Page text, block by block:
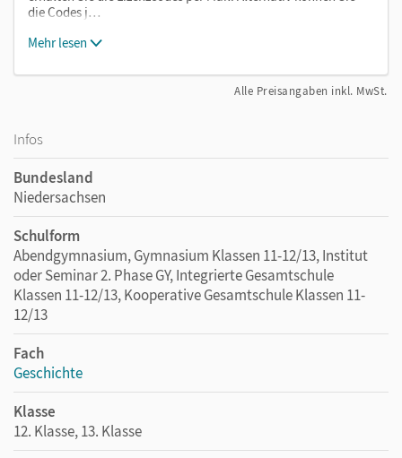
die Codes j…
Mehr lesen
Alle Preisangaben inkl. MwSt.
Infos
Bundesland
Niedersachsen
Schulform
Abendgymnasium, Gymnasium Klassen 11-12/13, Institut
oder Seminar 2. Phase GY, Integrierte Gesamtschule
Klassen 11-12/13, Kooperative Gesamtschule Klassen 11-
12/13
Fach
Geschichte
Klasse
12. Klasse, 13. Klasse